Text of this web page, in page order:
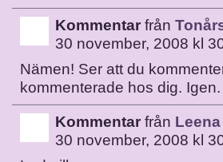
Kommentar från
30 november, 2008 kl
Nämen! Ser att du
kommenterade hos dig.
Kommentar från Leena
30 november, 2008 kl